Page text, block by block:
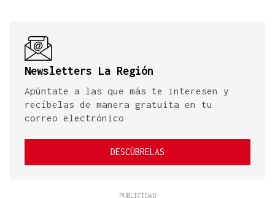
Newsletters La Región
Apúntate a las que más te interesen y
recíbelas de manera gratuita en tu
correo electrónico
DESCÚBRELAS